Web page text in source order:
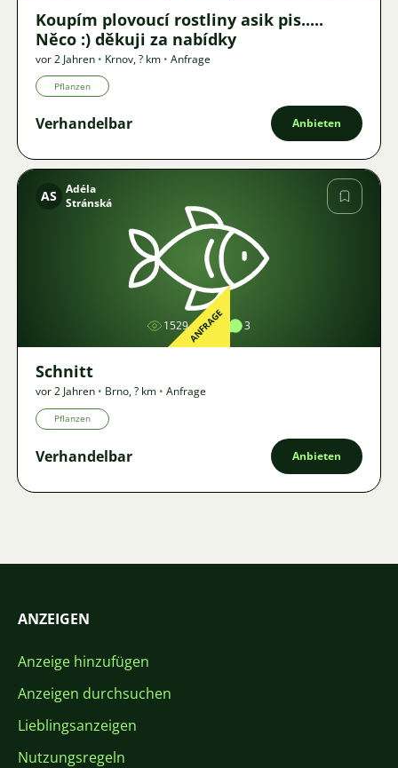
Koupím plovoucí rostliny asik pis.....
Něco :) děkuji za nabídky
vor 2 Jahren • Krnov,? km • Anfrage
Pflanzen
Verhandelbar Anbieten
Bild
AS Adéla
Stránská
1529 1 3
ANFRAGE
Schnitt
vor 2 Jahren • Brno,? km • Anfrage
Pflanzen
Verhandelbar Anbieten
ANZEIGEN
Anzeige hinzufügen
Anzeigen durchsuchen
Lieblingsanzeigen
Nutzungsregeln